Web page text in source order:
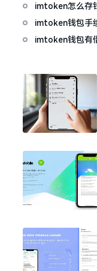
imtoken怎么存
imtoken钱包手
在招
imtoken钱包有